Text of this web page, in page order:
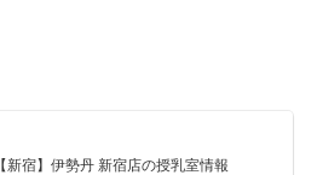
【新宿】伊勢丹 新宿店の授乳室情報